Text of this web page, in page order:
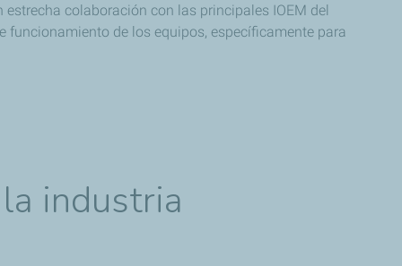
colaboración con las principales IOEM del
de los equipos, específicamente para
industria